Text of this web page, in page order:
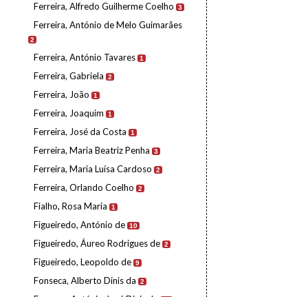
Ferreira, Alfredo Guilherme Coelho 3
Ferreira, António de Melo Guimarães
2
Ferreira, António Tavares 1
Ferreira, Gabriela 2
Ferreira, João 1
Ferreira, Joaquim 1
Ferreira, José da Costa 1
Ferreira, Maria Beatriz Penha 3
Ferreira, Maria Luísa Cardoso 2
Ferreira, Orlando Coelho 2
Fialho, Rosa Maria 1
Figueiredo, António de 10
Figueiredo, Áureo Rodrigues de 2
Figueiredo, Leopoldo de 9
Fonseca, Alberto Dinis da 2